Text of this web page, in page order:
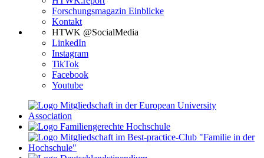
Forschungsmagazin Einblicke
Kontakt
HTWK @SocialMedia
LinkedIn
Instagram
TikTok
Facebook
Youtube